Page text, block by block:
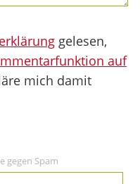
gelesen,
auf
mich damit
gegen Spam